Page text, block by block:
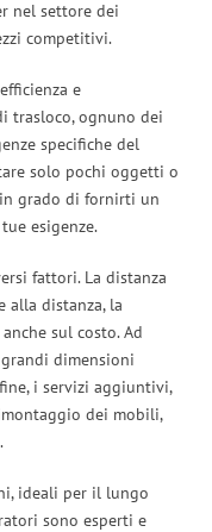
nel settore dei
competitivi.
e
trasloco, ognuno dei
specifiche del
solo pochi oggetti o
grado di fornirti un
esigenze.
fattori. La distanza
alla distanza, la
sul costo. Ad
dimensioni
i servizi aggiuntivi,
dei mobili,
ideali per il lungo
sono esperti e